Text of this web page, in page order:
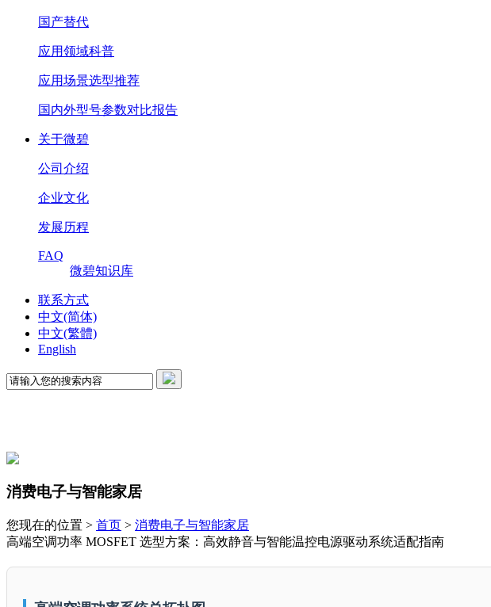
国产替代
应用领域科普
应用场景选型推荐
国内外型号参数对比报告
关于微碧
公司介绍
企业文化
发展历程
FAQ
微碧知识库
联系方式
中文(简体)
中文(繁體)
English
消费电子与智能家居
您现在的位置 > 首页 > 消费电子与智能家居
高端空调功率 MOSFET 选型方案：高效静音与智能温控电源驱动系统适配指南